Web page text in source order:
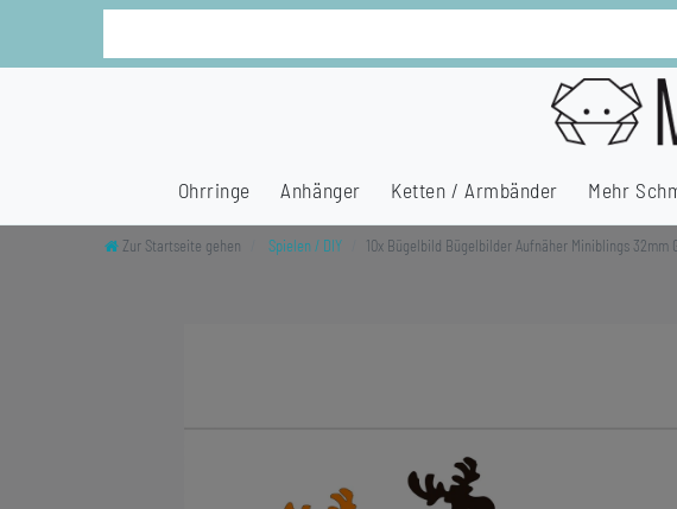
Ohrringe Anhänger Ketten / Armbänder Mehr
Zur Startseite gehen Spielen / DIY 10x Bügelbild Bügelbilder Aufnäher Miniblings 32mm